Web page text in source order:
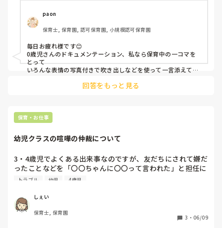
paon
保育士, 保育園, 認可保育園, 小規模認可保育園
毎日お疲れ様です😊
0歳児さんのドキュメンテーション、私なら保育中の一コマを
とって
いろんな表情の写真付きで吹き出しなどを使って一言添えて伝
0歳児さんらしく、いろんな表情や仕草などから"これはな
を添えるのはどうでしょうか？
意味のある言葉じゃなくても、その年齢が発した言葉と表情で
意外と伝わるものです😊ぜひかわいい姿収めてくださいね✨️
回答をもっと見る
保育・お仕事
幼児クラスの喧嘩の仲裁について
3・4歳児でよくある出来事なのですが、友だちにされて嫌だ
ったことなどを「〇〇ちゃんに〇〇って言われた」と担任に
伝えにくる姿が見られます。
いた上で仲介をしたいのですが、他の所でもトラブルが起こ
っていたりすると、待っててねと言うことが多く、クラス全
体を見なければいけないこととの両立が難しいです。
トラブル 幼児 4歳児
しぇい
保育士, 保育園
3 ・ 06/09